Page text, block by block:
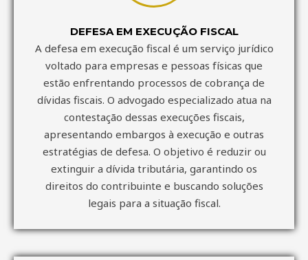
DEFESA EM EXECUÇÃO FISCAL
A defesa em execução fiscal é um serviço jurídico
voltado para empresas e pessoas físicas que
estão enfrentando processos de cobrança de
dívidas fiscais. O advogado especializado atua na
contestação dessas execuções fiscais,
apresentando embargos à execução e outras
estratégias de defesa. O objetivo é reduzir ou
extinguir a dívida tributária, garantindo os
direitos do contribuinte e buscando soluções
legais para a situação fiscal.